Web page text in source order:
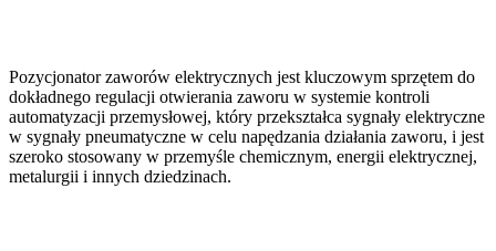
Pozycjonator zaworów elektrycznych jest kluczowym sprzętem do
dokładnego regulacji otwierania zaworu w systemie kontroli
automatyzacji przemysłowej, który przekształca sygnały elektryczne
w sygnały pneumatyczne w celu napędzania działania zaworu, i jest
szeroko stosowany w przemyśle chemicznym, energii elektrycznej,
metalurgii i innych dziedzinach.